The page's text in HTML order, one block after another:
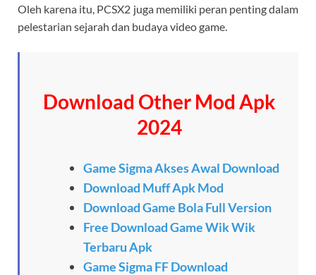
Oleh karena itu, PCSX2 juga memiliki peran penting dalam
pelestarian sejarah dan budaya video game.
Download Other Mod Apk
2024
Game Sigma Akses Awal Download
Download Muff Apk Mod
Download Game Bola Full Version
Free Download Game Wik Wik
Terbaru Apk
Game Sigma FF Download